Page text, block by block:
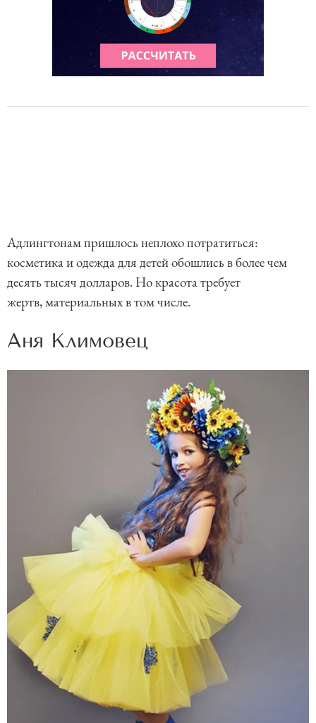
Адлингтонам пришлось неплохо потратиться:
косметика и одежда для детей обошлись в более чем
десять тысяч долларов. Но красота требует
жертв, материальных в том числе.
Аня Климовец